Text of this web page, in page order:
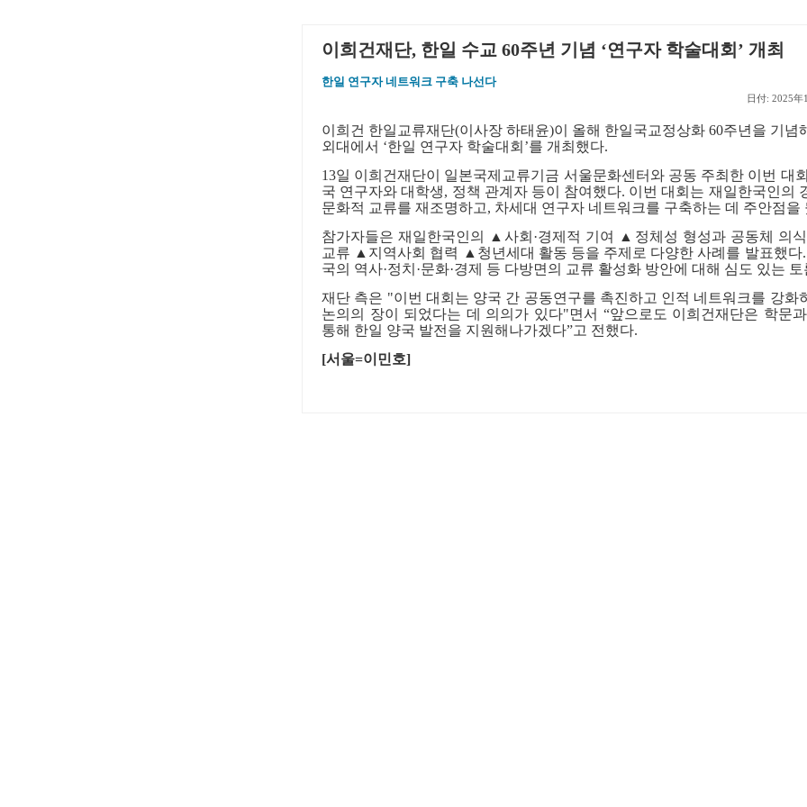
이희건재단, 한일 수교 60주년 기념 ‘연구자 학술대회’ 개최
한일 연구자 네트워크 구축 나선다
日付: 2025年
이희건 한일교류재단(이사장 하태윤)이 올해 한일국교정상화 60주년을 기념
외대에서 ‘한일 연구자 학술대회 ’를 개최했다.
13일 이희건재단이 일본국제교류기금 서울문화센터와 공동 주최한 이번 대
국 연구자와 대학생, 정책 관계자 등이 참여했다. 이번 대회는 재일한국인의
문화적 교류를 재조명하고, 차세대 연구자 네트워크를 구축하는 데 주안점을
참가자들은 재일한국인의
▲사회 ·경제적 기여 ▲ 정체성 형성과 공동체 의
교류 ▲ 지역사회 협력 ▲ 청년세대 활동 등을 주제로 다양한 사례를 발표했다
국의 역사·정치 ·문화·경제 등 다방면의 교류 활성화 방안에 대해 심도 있는
재단 측은 "이번 대회는 양국 간 공동연구를 촉진하고 인적 네트워크를 강화
논의의 장이 되었다는 데 의의가 있다"면서 “앞으로도 이희건재단은 학문
통해 한일 양국 발전을 지원해나가겠다”고 전했다.
[서울=이민호]